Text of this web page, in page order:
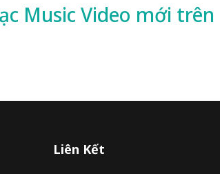
Music Video mới trên
Liên Kết